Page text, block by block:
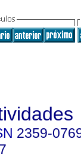
2359-